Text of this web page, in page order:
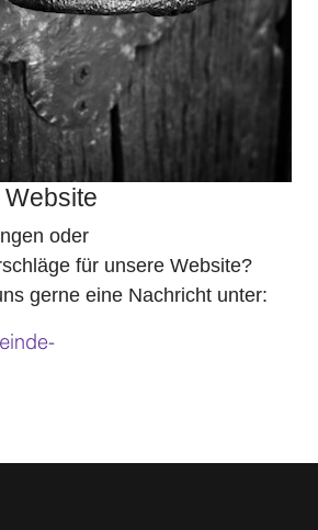
oder
für unsere Website?
gerne eine Nachricht unter: